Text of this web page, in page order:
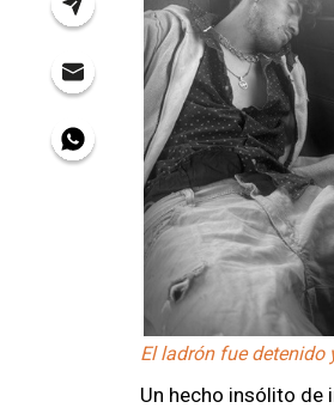
El ladrón fue detenido
Un hecho insólito